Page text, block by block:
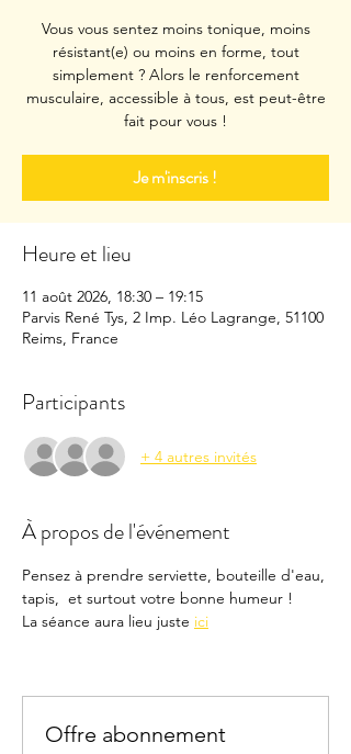
Vous vous sentez moins tonique, moins
résistant(e) ou moins en forme, tout
simplement ? Alors le renforcement
musculaire, accessible à tous, est peut-être
fait pour vous !
Je m'inscris !
Heure et lieu
11 août 2026, 18:30 – 19:15
Parvis René Tys, 2 Imp. Léo Lagrange, 51100
Reims, France
Participants
+ 4 autres invités
À propos de l'événement
Pensez à prendre serviette, bouteille d'eau,
tapis,  et surtout votre bonne humeur !
La séance aura lieu juste ici
Offre abonnement